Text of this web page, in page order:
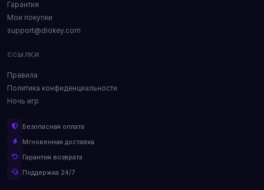
Гарантия
Мои покупки
support@diokey.com
ССЫЛКИ
Правила
Политика конфиденциальности
Ночь игр
Безопасная оплата
Мгновенная доставка
Гарантия возврата
Поддержка 24/7